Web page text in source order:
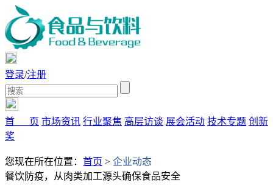
登录/注册
首 页 市场资讯 行业聚焦 高层访谈 展会活动 技术专题 创新
奖
您现在所在位置： 首页 > 企业动态
餐饮防疫，从肉类加工源头确保食品安全